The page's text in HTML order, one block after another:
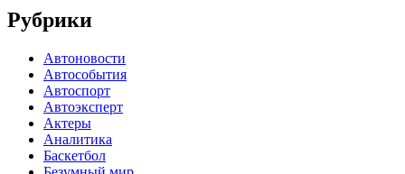
Рубрики
Автоновости
Автособытия
Автоспорт
Автоэксперт
Актеры
Аналитика
Баскетбол